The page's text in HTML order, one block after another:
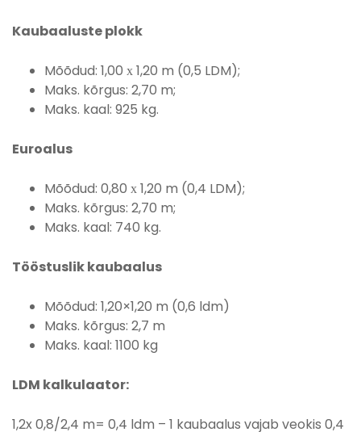
Kaubaaluste plokk
Mõõdud: 1,00 х 1,20 m (0,5 LDM);
Maks. kõrgus: 2,70 m;
Maks. kaal: 925 kg.
Euroalus
Mõõdud: 0,80 х 1,20 m (0,4 LDM);
Maks. kõrgus: 2,70 m;
Maks. kaal: 740 kg.
Tööstuslik kaubaalus
Mõõdud: 1,20×1,20 m (0,6 ldm)
Maks. kõrgus: 2,7 m
Maks. kaal: 1100 kg
LDM kalkulaator:
1,2x 0,8/2,4 m= 0,4 ldm – 1 kaubaalus vajab veokis 0,4